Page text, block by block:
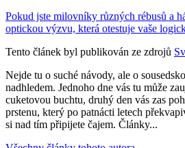
Pokud jste milovníky různých rébusů a
optickou výzvu, která otestuje vaše
Tento článek byl publikován ze zdrojů
Nejde tu o suché návody, ale o
nadhledem. Jednoho dne vás tu může
cuketovou buchtu, druhý den vás zas
prstenu, který po patnácti letech
si nad tím připijete čajem. Články...